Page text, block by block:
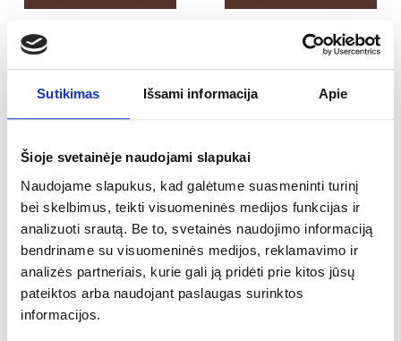
Sutikimas Išsami informacija Apie
Šioje svetainėje naudojami slapukai
Naudojame slapukus, kad galėtume suasmeninti turinį
bei skelbimus, teikti visuomeninės medijos funkcijas ir
analizuoti srautą. Be to, svetainės naudojimo informaciją
bendriname su visuomeninės medijos, reklamavimo ir
analizės partneriais, kurie gali ją pridėti prie kitos jūsų
pateiktos arba naudojant paslaugas surinktos
informacijos.
papildymas
CIPRESSO E
ROSMARINO
€
Į KREPŠELĮ
papildymas MIELE E
LIMONE
34.00 €
Į KREPŠELĮ